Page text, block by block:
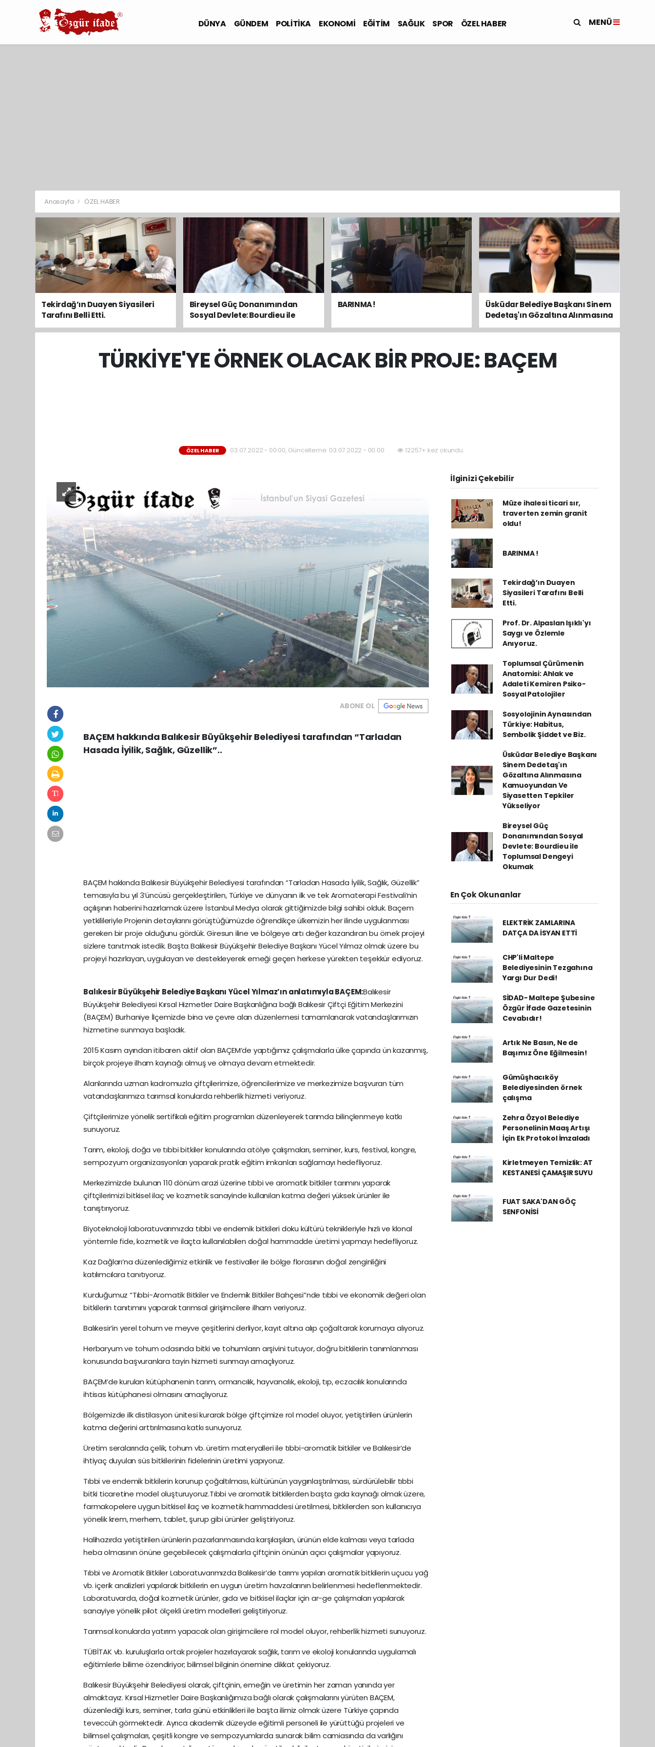
DÜNYA GÜNDEM POLİTİKA EKONOMİ EĞİTİM SAĞLIK SPOR ÖZEL HABER MENÜ
Anasayfa ÖZEL HABER
Tekirdağ’ın Duayen Siyasileri
Tarafını Belli Etti.
Bireysel Güç Donanımından
Sosyal Devlete: Bourdieu ile
Toplumsal Dengeyi Okumak
BARINMA !
Üsküdar Belediye Başkanı Sinem
Dedetaş'ın Gözaltına Alınmasına
Kamuoyundan Ve Siyasetten
TÜRKİYE'YE ÖRNEK OLACAK BİR PROJE: BAÇEM
ÖZEL HABER 03.07.2022 - 00:00, Güncelleme: 03.07.2022 - 00:00 12257+ kez okundu.
ABONE OL
BAÇEM hakkında Balıkesir Büyükşehir Belediyesi tarafından “Tarladan
Hasada İyilik, Sağlık, Güzellik”..
BAÇEM hakkında Balıkesir Büyükşehir Belediyesi tarafından “Tarladan Hasada İyilik, Sağlık, Güzellik”
temasıyla bu yıl 3’üncüsü gerçekleştirilen, Türkiye ve dünyanın ilk ve tek Aromaterapi Festivali’nin
açılışının haberini hazırlamak üzere İstanbul Medya olarak gittiğimizde bilgi sahibi olduk. Baçem
yetkilileriyle Projenin detaylarını görüştüğümüzde öğrendikçe ülkemizin her ilinde uygulanması
gereken bir proje olduğunu gördük. Giresun iline ve bölgeye artı değer kazandıran bu örnek projeyi
sizlere tanıtmak istedik. Başta Balıkesir Büyükşehir Belediye Başkanı Yücel Yılmaz olmak üzere bu
projeyi hazırlayan, uygulayan ve destekleyerek emeği geçen herkese yürekten teşekkür ediyoruz.
Balıkesir Büyükşehir Belediye Başkanı Yücel Yılmaz’ın anlatımıyla BAÇEM:Balıkesir
Büyükşehir Belediyesi Kırsal Hizmetler Daire Başkanlığına bağlı Balıkesir Çiftçi Eğitim Merkezini
(BAÇEM) Burhaniye İlçemizde bina ve çevre alan düzenlemesi tamamlanarak vatandaşlarımızın
hizmetine sunmaya başladık.
2015 Kasım ayından itibaren aktif olan BAÇEM’de yaptığımız çalışmalarla ülke çapında ün kazanmış,
birçok projeye ilham kaynağı olmuş ve olmaya devam etmektedir.
Alanlarında uzman kadromuzla çiftçilerimize, öğrencilerimize ve merkezimize başvuran tüm
vatandaşlarımıza tarımsal konularda rehberlik hizmeti veriyoruz.
Çiftçilerimize yönelik sertifikalı eğitim programları düzenleyerek tarımda bilinçlenmeye katkı
sunuyoruz.
Tarım, ekoloji, doğa ve tıbbi bitkiler konularında atölye çalışmaları, seminer, kurs, festival, kongre,
sempozyum organizasyonları yaparak pratik eğitim imkanları sağlamayı hedefliyoruz.
Merkezimizde bulunan 110 dönüm arazi üzerine tıbbi ve aromatik bitkiler tarımını yaparak
çiftçilerimizi bitkisel ilaç ve kozmetik sanayinde kullanılan katma değeri yüksek ürünler ile
tanıştırıyoruz.
Biyoteknoloji laboratuvarımızda tıbbi ve endemik bitkileri doku kültürü teknikleriyle hızlı ve klonal
yöntemle fide, kozmetik ve ilaçta kullanılabilen doğal hammadde üretimi yapmayı hedefliyoruz.
Kaz Dağları’na düzenlediğimiz etkinlik ve festivaller ile bölge florasının doğal zenginliğini
katılımcılara tanıtıyoruz.
Kurduğumuz “Tıbbi-Aromatik Bitkiler ve Endemik Bitkiler Bahçesi”nde tıbbi ve ekonomik değeri olan
bitkilerin tanıtımını yaparak tarımsal girişimcilere ilham veriyoruz.
Balıkesir’in yerel tohum ve meyve çeşitlerini derliyor, kayıt altına alıp çoğaltarak korumaya alıyoruz.
Herbaryum ve tohum odasında bitki ve tohumların arşivini tutuyor, doğru bitkilerin tanımlanması
konusunda başvuranlara tayin hizmeti sunmayı amaçlıyoruz.
BAÇEM’de kurulan kütüphanenin tarım, ormancılık, hayvancılık, ekoloji, tıp, eczacılık konularında
ihtisas kütüphanesi olmasını amaçlıyoruz.
Bölgemizde ilk distilasyon ünitesi kurarak bölge çiftçimize rol model oluyor, yetiştirilen ürünlerin
katma değerini arttırılmasına katkı sunuyoruz.
Üretim seralarında çelik, tohum vb. üretim materyalleri ile tıbbi-aromatik bitkiler ve Balıkesir’de
ihtiyaç duyulan süs bitkilerinin fidelerinin üretimi yapıyoruz.
Tıbbi ve endemik bitkilerin korunup çoğaltılması, kültürünün yaygınlaştırılması, sürdürülebilir tıbbi
bitki ticaretine model oluşturuyoruz.Tıbbi ve aromatik bitkilerden başta gıda kaynağı olmak üzere,
farmakopelere uygun bitkisel ilaç ve kozmetik hammaddesi üretilmesi, bitkilerden son kullanıcıya
yönelik krem, merhem, tablet, şurup gibi ürünler geliştiriyoruz.
Halihazırda yetiştirilen ürünlerin pazarlanmasında karşılaşılan, ürünün elde kalması veya tarlada
heba olmasının önüne geçebilecek çalışmalarla çiftçinin önünün açıcı çalışmalar yapıyoruz.
Tıbbi ve Aromatik Bitkiler Laboratuvarımızda Balıkesir’de tarımı yapılan aromatik bitkilerin uçucu yağ
vb. içerik analizleri yapılarak bitkilerin en uygun üretim havzalarının belirlenmesi hedeflenmektedir.
Laboratuvarda, doğal kozmetik ürünler, gıda ve bitkisel ilaçlar için ar-ge çalışmaları yapılarak
sanayiye yönelik pilot ölçekli üretim modelleri geliştiriyoruz.
Tarımsal konularda yatırım yapacak olan girişimcilere rol model oluyor, rehberlik hizmeti sunuyoruz.
TÜBİTAK vb. kuruluşlarla ortak projeler hazırlayarak sağlık, tarım ve ekoloji konularında uygulamalı
eğitimlerle bilime özendiriyor; bilimsel bilginin önemine dikkat çekiyoruz.
Balıkesir Büyükşehir Belediyesi olarak, çiftçinin, emeğin ve üretimin her zaman yanında yer
almaktayız. Kırsal Hizmetler Daire Başkanlığımıza bağlı olarak çalışmalarını yürüten BAÇEM,
düzenlediği kurs, seminer, tarla günü etkinlikleri ile başta ilimiz olmak üzere Türkiye çapında
teveccüh görmektedir. Ayrıca akademik düzeyde eğitimli personeli ile yürüttüğü projeleri ve
bilimsel çalışmaları, çeşitli kongre ve sempozyumlarda sunarak bilim camiasında da varlığını
İlginizi Çekebilir
Müze ihalesi ticari sır,
traverten zemin granit
oldu!
BARINMA !
Tekirdağ’ın Duayen
Siyasileri Tarafını Belli
Etti.
Prof. Dr. Alpaslan Işıklı'yı
Saygı ve Özlemle
Anıyoruz.
Toplumsal Çürümenin
Anatomisi: Ahlak ve
Adaleti Kemiren Psiko-
Sosyal Patolojiler
Sosyolojinin Aynasından
Türkiye: Habitus,
Sembolik Şiddet ve Biz.
Üsküdar Belediye Başkanı
Sinem Dedetaş'ın
Gözaltına Alınmasına
Kamuoyundan Ve
Siyasetten Tepkiler
Yükseliyor
Bireysel Güç
Donanımından Sosyal
Devlete: Bourdieu ile
Toplumsal Dengeyi
Okumak
En Çok Okunanlar
ELEKTRİK ZAMLARINA
DATÇA DA İSYAN ETTİ
CHP'li Maltepe
Belediyesinin Tezgahına
Yargı Dur Dedi!
SİDAD- Maltepe Şubesine
Özgür İfade Gazetesinin
Cevabıdır!
Artık Ne Basın, Ne de
Başımız Öne Eğilmesin!
Gümüşhacıköy
Belediyesinden örnek
çalışma
Zehra Özyol Belediye
Personelinin Maaş Artışı
İçin Ek Protokol İmzaladı
Kirletmeyen Temizlik: AT
KESTANESİ ÇAMAŞIR SUYU
FUAT SAKA'DAN GÖÇ
SENFONİSİ